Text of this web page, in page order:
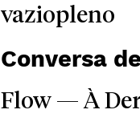
vaziopleno
Conversa
Flow — À